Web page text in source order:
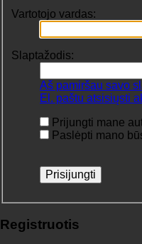
Vartotojo vardas:
Slaptažodis:
Aš pamiršau savo
El. paštu atsisiųsti
Prijungti mane
Paslėpti mano
Registruotis